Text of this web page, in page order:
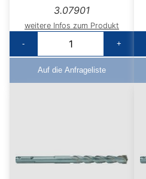
3.07901
weitere Infos zum Produkt
-
+
Auf die Anfrageliste